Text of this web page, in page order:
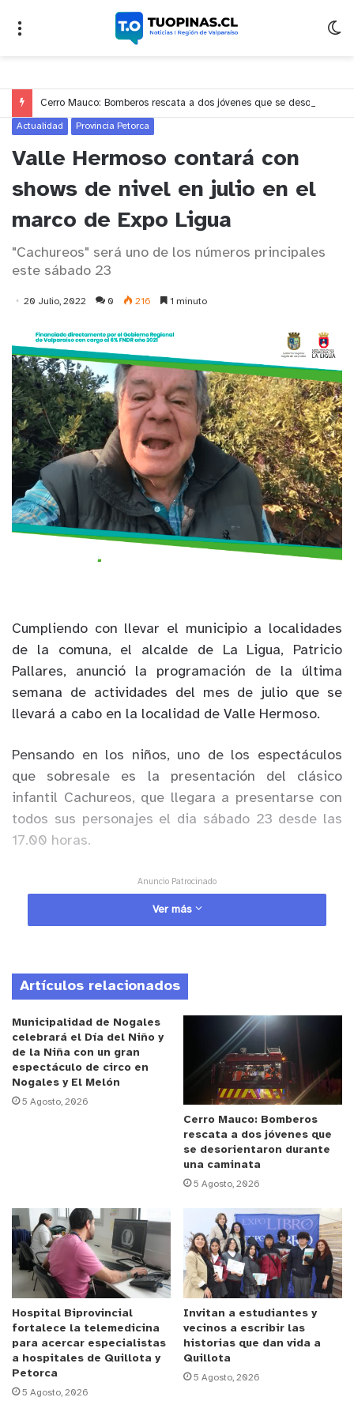
Actualidad Provincia Petorca
Valle Hermoso contará con
shows de nivel en julio en el
marco de Expo Ligua
"Cachureos" será uno de los números principales
este sábado 23
20 Julio, 2022 0 216 1 minuto
Cumpliendo con llevar el municipio a localidades
de la comuna, el alcalde de La Ligua, Patricio
Pallares, anunció la programación de la última
semana de actividades del mes de julio que se
llevará a cabo en la localidad de Valle Hermoso.
Pensando en los niños, uno de los espectáculos
que sobresale es la presentación del clásico
infantil Cachureos, que llegara a presentarse con
todos sus personajes el dia sábado 23 desde las
17.00 horas.
Anuncio Patrocinado
También se presentará el Pullover o chaleco más
grande de Chile el vienes 22 y para el viernes 29
Los invitamos a conocer el detalle en la cartelera.
Y recordar que la entrada es libre y gratuita.
Ver más
Artículos relacionados
Municipalidad de Nogales
celebrará el Día del Niño y
de la Niña con un gran
espectáculo de circo en
Nogales y El Melón
5 Agosto, 2026
Cerro Mauco: Bomberos
rescata a dos jóvenes que
se desorientaron durante
una caminata
5 Agosto, 2026
Hospital Biprovincial
fortalece la telemedicina
para acercar especialistas
a hospitales de Quillota y
Petorca
5 Agosto, 2026
Invitan a estudiantes y
vecinos a escribir las
historias que dan vida a
Quillota
5 Agosto, 2026